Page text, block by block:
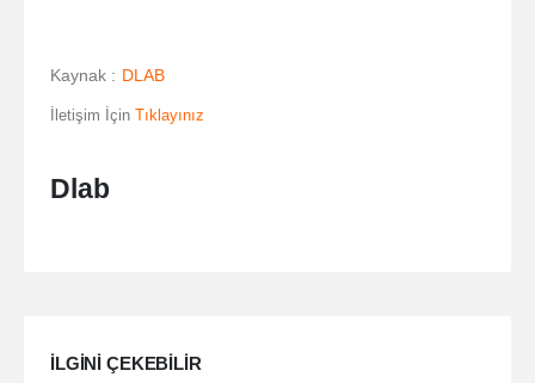
Kaynak : DLAB
İletişim İçin Tıklayınız
Dlab
ILGINI ÇEKEBILIR